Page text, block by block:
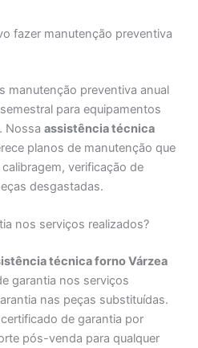
fazer manutenção preventiva
manutenção preventiva anual
para equipamentos
Nossaassistência técnica
planos de manutenção que
verificação de
desgastadas.
nos serviços realizados?
técnica forno Várzea
garantia nos serviços
nas peças substituídas.
de garantia por
pós-venda para qualquer